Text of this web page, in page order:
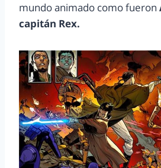
mundo animado como fueron
capitán Rex.